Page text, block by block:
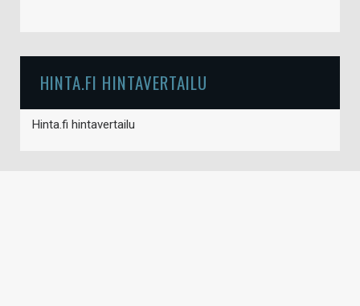
HINTA.FI HINTAVERTAILU
Hinta.fi hintavertailu